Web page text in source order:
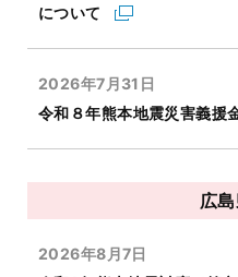
について
2026年7月31日
令和８年熊本地震災害義援
広
2026年8月7日